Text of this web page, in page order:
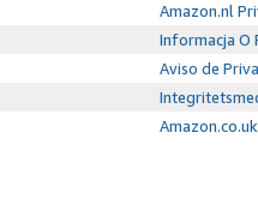
Amazon.nl
Informacja O
Aviso de